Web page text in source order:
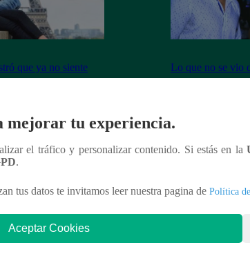
que ya no siente
Lo que no se vio
mejorar tu experiencia.
el tráfico y personalizar contenido. Si estás en la
.
tus datos te invitamos leer nuestra pagina de Política
Aceptar Cookies